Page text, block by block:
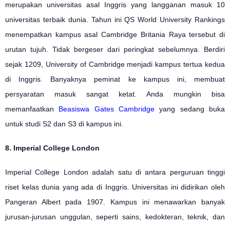
merupakan universitas asal Inggris yang langganan masuk 10
universitas terbaik dunia. Tahun ini QS World University Rankings
menempatkan kampus asal Cambridge Britania Raya tersebut di
urutan tujuh. Tidak bergeser dari peringkat sebelumnya. Berdiri
sejak 1209, University of Cambridge menjadi kampus tertua kedua
di Inggris. Banyaknya peminat ke kampus ini, membuat
persyaratan masuk sangat ketat. Anda mungkin bisa
memanfaatkan Beasiswa Gates Cambridge yang sedang buka
untuk studi S2 dan S3 di kampus ini.
8. Imperial College London
Imperial College London adalah satu di antara perguruan tinggi
riset kelas dunia yang ada di Inggris. Universitas ini didirikan oleh
Pangeran Albert pada 1907. Kampus ini menawarkan banyak
jurusan-jurusan unggulan, seperti sains, kedokteran, teknik, dan